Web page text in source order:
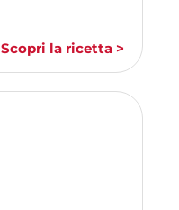
Scopri la ricetta >